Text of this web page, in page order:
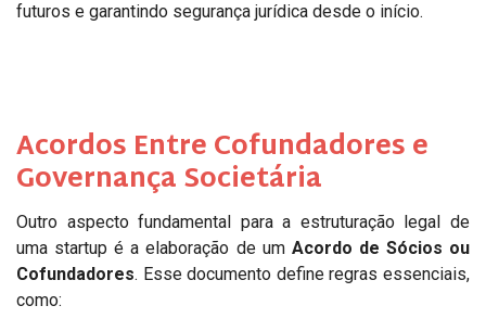
futuros e garantindo segurança jurídica desde o início.
Acordos Entre Cofundadores e
Governança Societária
Outro aspecto fundamental para a estruturação legal de
uma startup é a elaboração de um Acordo de Sócios ou
Cofundadores. Esse documento define regras essenciais,
como: